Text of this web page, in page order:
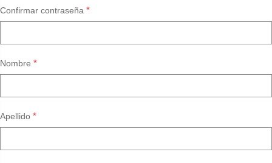
Confirmar contraseña *
Nombre *
Apellido *